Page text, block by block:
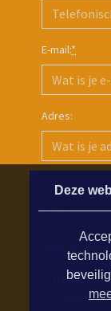
E-mail:*
Adres:
Postcode:
Speciale
Deze